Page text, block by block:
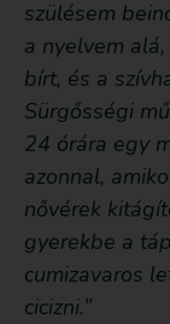
szülésem
a nyelvem
bírt, és a
Sürgősségi
24 órára egy
azonnal,
nővérek
gyerekbe a
cumizavaros
cicizni.”